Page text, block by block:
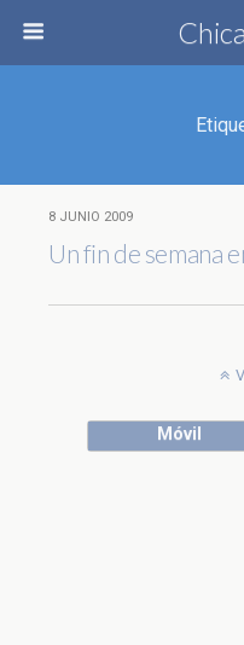
8 JUNIO 2009
Un fin de semana
Móvil